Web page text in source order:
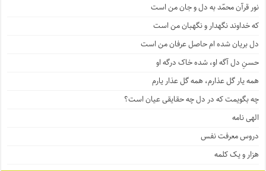
نور قرآن محمّد به دل و جان من است
که خداوند نگهدار و نگهبان من است
دل بریان شده ام حاصل عرفان من است
حسنِ دل آگه او، شده خاک درگه او
همه یار گل عذارم، همه گل عذار یارم
چه بگویمت که در دل چه حقایقی عیان است؟
الهی نامه
دروس معرفت نفس
هزار و یک کلمه